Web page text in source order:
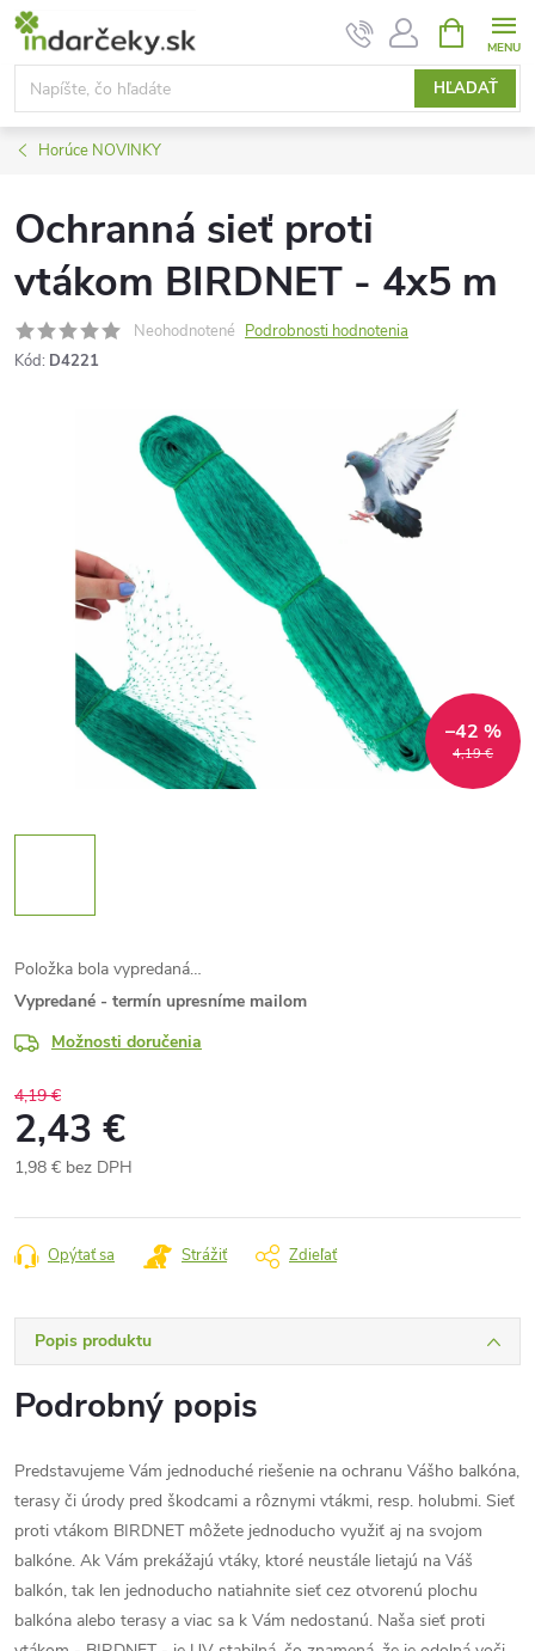
Prejsť
obsah
HĽADAŤ
KOŠÍK
Horúce NOVINKY
Ochranná sieť proti
vtákom BIRDNET - 4x5 m
Neohodnotené Podrobnosti hodnotenia
Kód: D4221
4,19 €
–42 %
Položka bola vypredaná…
Vypredané - termín upresníme mailom
Možnosti doručenia
4,19 €
2,43 €
1,98 € bez DPH
cena:
Opýtať sa Strážiť Zdieľať
Popis produktu
Podrobný popis
Predstavujeme Vám jednoduché riešenie na ochranu Vášho balkóna,
terasy či úrody pred škodcami a rôznymi vtákmi, resp. holubmi. Sieť
proti vtákom BIRDNET môžete jednoducho využiť aj na svojom
balkóne. Ak Vám prekážajú vtáky, ktoré neustále lietajú na Váš
balkón, tak len jednoducho natiahnite sieť cez otvorenú plochu
balkóna alebo terasy a viac sa k Vám nedostanú. Naša sieť proti